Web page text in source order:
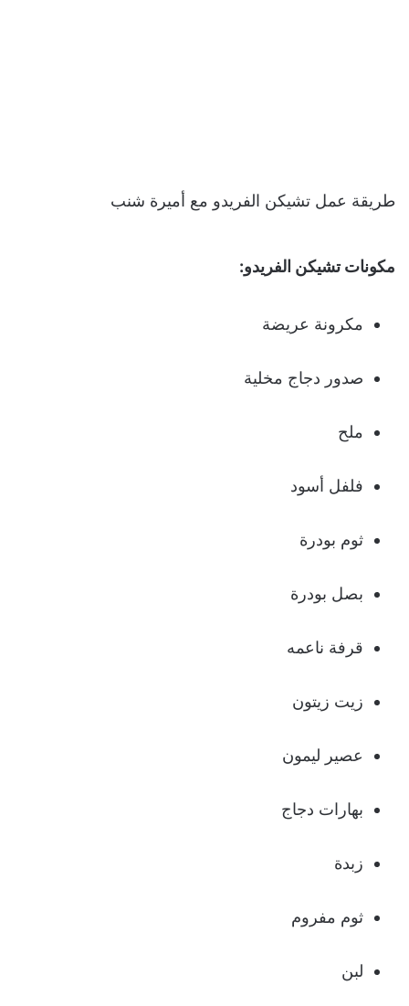
طريقة عمل تشيكن الفريدو مع أميرة شنب
مكونات تشيكن الفريدو:
مكرونة عريضة
صدور دجاج مخلية
ملح
فلفل أسود
ثوم بودرة
بصل بودرة
قرفة ناعمه
زيت زيتون
عصير ليمون
بهارات دجاج
زبدة
ثوم مفروم
لبن